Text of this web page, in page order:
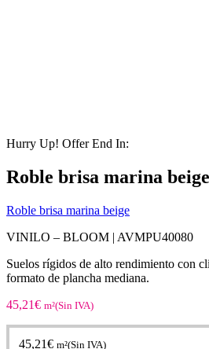
Hurry Up! Offer End In:
Roble brisa marina beige
Roble brisa marina beige
VINILO – BLOOM | AVMPU40080
Suelos rígidos de alto rendimiento con
formato de plancha mediana.
45,21€ m²(Sin IVA)
45,21€ m²(Sin IVA)